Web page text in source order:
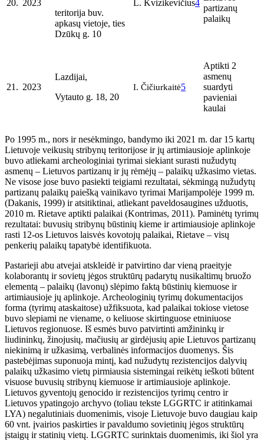
20. 2023
teritorija buv.
apkasų vietoje, ties
Dzūkų g. 10
L. Kvizikevičius4
partizanų
palaikų
21. 2023
Lazdijai,
Vytauto g. 18, 20
I. Čičiurkaitė5
Aptikti 2
asmenų
suardyti
pavieniai
kaulai
Po 1995 m., nors ir nesėkmingo, bandymo iki 2021 m. dar 15 kartų
Lietuvoje veikusių stribynų teritorijose ir jų artimiausioje aplinkoje
buvo atliekami archeologiniai tyrimai siekiant surasti nužudytų
asmenų – Lietuvos partizanų ir jų rėmėjų – palaikų užkasimo vietas.
Ne visose jose buvo pasiekti teigiami rezultatai, sėkmingą nužudytų
partizanų palaikų paiešką vainikavo tyrimai Marijampolėje 1999 m.
(Dakanis, 1999) ir atsitiktinai, atliekant paveldosaugines užduotis,
2010 m. Rietave aptikti palaikai (Kontrimas, 2011). Paminėtų tyrimų
rezultatai: buvusių stribynų būstinių kieme ir artimiausioje aplinkoje
rasti 12-os Lietuvos laisvės kovotojų palaikai, Rietave – visų
penkerių palaikų tapatybė identifikuota.
Pastarieji abu atvejai atskleidė ir patvirtino dar vieną praeityje
kolaborantų ir sovietų jėgos struktūrų padarytų nusikaltimų bruožo
elementą – palaikų (lavonų) slėpimo faktą būstinių kiemuose ir
artimiausioje jų aplinkoje. Archeologinių tyrimų dokumentacijos
forma (tyrimų ataskaitose) užfiksuota, kad palaikai tokiose vietose
buvo slepiami ne viename, o keliuose skirtinguose etniniuose
Lietuvos regionuose. Iš esmės buvo patvirtinti amžininkų ir
liudininkų, žinojusių, mačiusių ar girdėjusių apie Lietuvos partizanų
niekinimą ir užkasimą, verbalinės informacijos duomenys. Šis
pastebėjimas suponuoja mintį, kad nužudytų rezistencijos dalyvių
palaikų užkasimo vietų pirmiausia sistemingai reikėtų ieškoti būtent
visuose buvusių stribynų kiemuose ir artimiausioje aplinkoje.
Lietuvos gyventojų genocido ir rezistencijos tyrimų centro ir
Lietuvos ypatingojo archyvo (toliau tekste LGGRTC ir atitinkamai
LYA) negalutiniais duomenimis, visoje Lietuvoje buvo daugiau kaip
60 vnt. įvairios paskirties ir pavaldumo sovietinių jėgos struktūrų
įstaigų ir statinių vietų. LGGRTC surinktais duomenimis, iki šiol yra